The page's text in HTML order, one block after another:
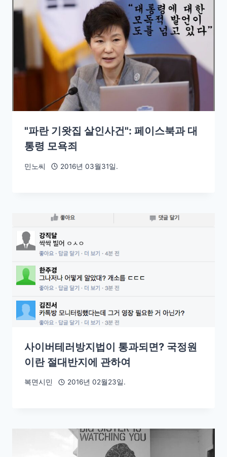
"파란 기왓집 살인사건": 페이스북과 대
통령 모욕죄
민노씨 2016년 03월31일.
사이버테러방지법이 통과되면? 국정원
이란 절대반지에 관하여
복면시민 2016년 02월23일.